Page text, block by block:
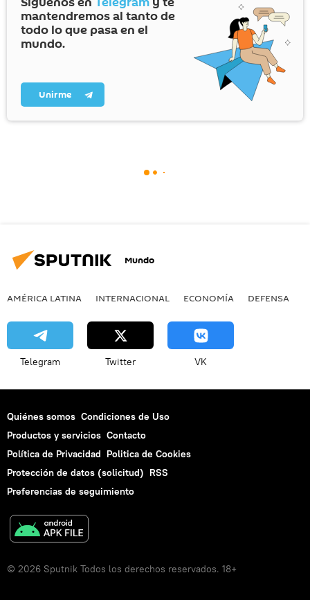
mantendremos al tanto de
todo lo que pasa en el
mundo.
Unirme
Mundo
AMÉRICA LATINA INTERNACIONAL ECONOMÍA DEFENSA
Telegram Twitter VK
Quiénes somos Condiciones de Uso
Productos y servicios Contacto
Política de Privacidad Politica de Cookies
Protección de datos (solicitud) RSS
Preferencias de seguimiento
© 2026 Sputnik Todos los derechos reservados. 18+